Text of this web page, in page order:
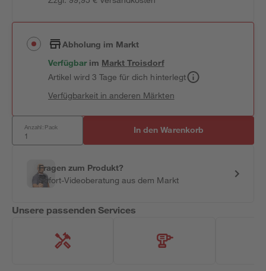
Abholung im Markt
Verfügbar im MarktTroisdorf
Artikel wird 3 Tage für dich hinterlegt
Verfügbarkeit in anderen Märkten
Anzahl: Pack In den Warenkorb
Fragen zum Produkt?
Sofort-Videoberatung aus dem Markt
Unsere passenden Services